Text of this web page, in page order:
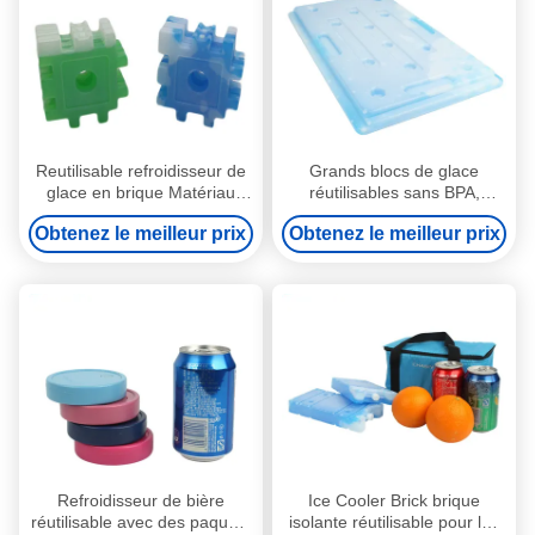
Reutilisable refroidisseur de
glace en brique Matériau
HDPE de qualité alimentaire
avec PCM réglable à
l'intérieur Parfait pour les
Obtenez le meilleur prix
Grands blocs de glace
réutilisables sans BPA,
matériau de qualité
alimentaire avec
refroidissement pour les
Obtenez le meilleur prix
Refroidisseur de bière
réutilisable avec des paquets
Ice Cooler Brick brique
isolante réutilisable pour les